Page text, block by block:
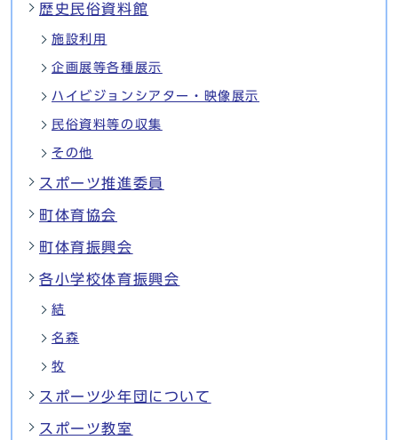
歴史民俗資料館
施設利用
企画展等各種展示
ハイビジョンシアター・映像展示
民俗資料等の収集
その他
スポーツ推進委員
町体育協会
町体育振興会
各小学校体育振興会
結
名森
牧
スポーツ少年団について
スポーツ教室